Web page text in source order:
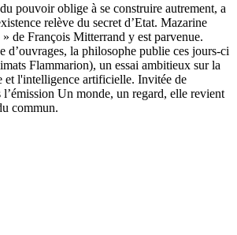
pouvoir oblige à se construire autrement, a
relève du secret d’Etat. Mazarine
de François Mitterrand y est parvenue.
d’ouvrages, la philosophe publie ces jours-ci
Flammarion), un essai ambitieux sur la
et l'intelligence artificielle. Invitée de
l’émission Un monde, un regard, elle revient
commun.